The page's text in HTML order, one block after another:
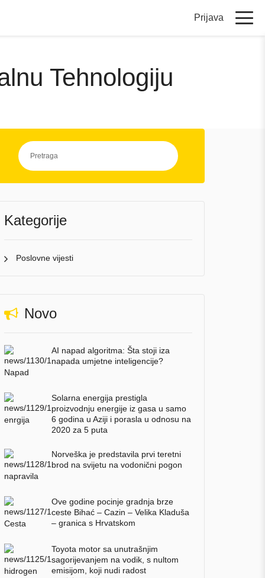
Prijava
Tehnologiju
Kategorije
Poslovne vijesti
Novo
AI napad algoritma: Šta stoji iza
napada umjetne inteligencije?
Solarna energija prestigla
proizvodnju energije iz gasa u samo
6 godina u Aziji i porasla u odnosu na
2020 za 5 puta
Norveška je predstavila prvi teretni
brod na svijetu na vodonični pogon
Ove godine pocinje gradnja brze
ceste Bihać – Cazin – Velika Kladuša
– granica s Hrvatskom
Toyota motor sa unutrašnjim
sagorijevanjem na vodik, s nultom
emisijom, koji nudi radost